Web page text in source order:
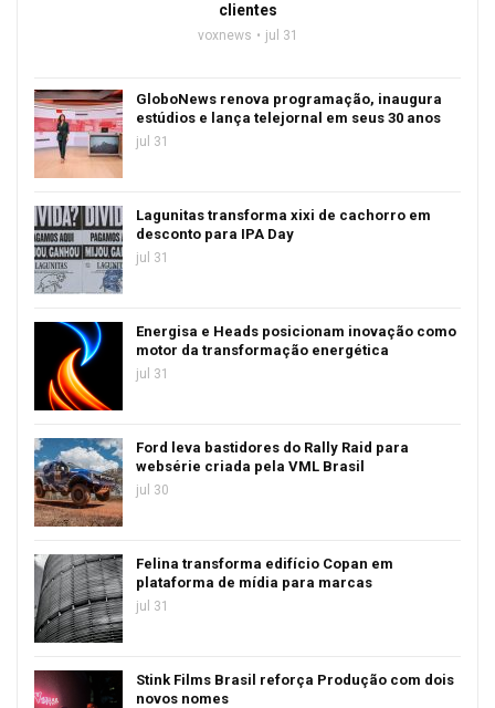
clientes
voxnews jul 31
GloboNews renova programação, inaugura
estúdios e lança telejornal em seus 30 anos
jul 31
Lagunitas transforma xixi de cachorro em
desconto para IPA Day
jul 31
Energisa e Heads posicionam inovação como
motor da transformação energética
jul 31
Ford leva bastidores do Rally Raid para
websérie criada pela VML Brasil
jul 30
Felina transforma edifício Copan em
plataforma de mídia para marcas
jul 31
Stink Films Brasil reforça Produção com dois
novos nomes